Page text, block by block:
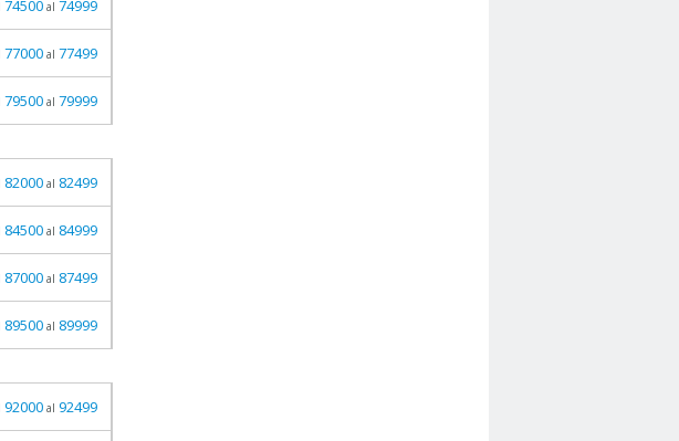
74500 al 74999
77000 al 77499
79500 al 79999
82000 al 82499
84500 al 84999
87000 al 87499
89500 al 89999
92000 al 92499